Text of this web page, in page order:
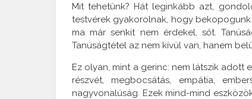
Mit tehetünk? Hát leginkább azt,
testvérek gyakorolnak, hogy
ma már senkit nem érdekel, sőt.
Tanúságtétel az nem kívül van, hanem
Ez olyan, mint a gerinc: nem látszik adott
részvét, megbocsátás, empátia,
nagyvonalúság. Ezek mind-mind